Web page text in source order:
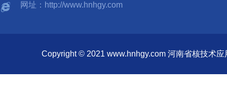
网址：http://www.hnhgy.com
Copyright © 2021 www.hnhgy.com 河南省核技术